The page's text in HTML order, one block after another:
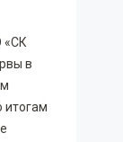
«СК
в
итогам